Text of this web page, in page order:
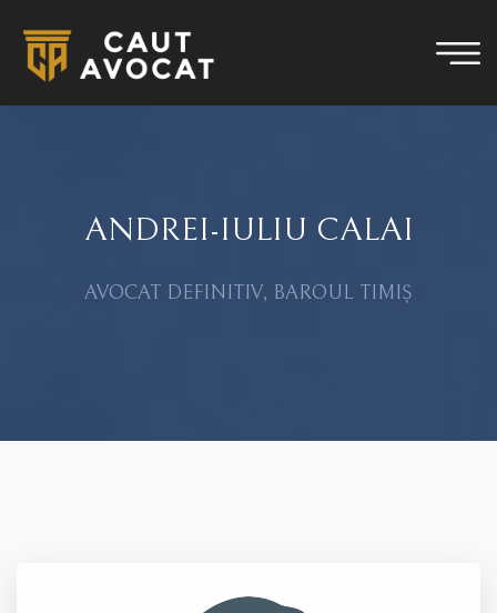
ANDREI-IULIU CALAI
AVOCAT DEFINITIV, BAROUL TIMIȘ